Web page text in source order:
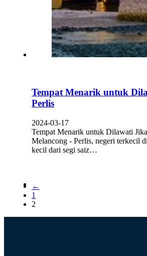
Tempat Menarik untuk
Perlis
2024-03-17
Tempat Menarik untuk Dilawati
Melancong - Perlis, negeri terkecil
kecil dari segi saiz…
←
1
2